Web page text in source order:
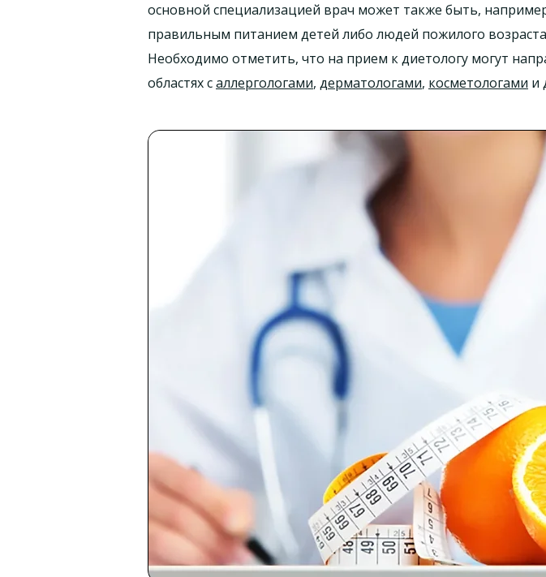
основной специализацией врач может также быть,
правильным питанием детей либо людей пожилого
Необходимо отметить, что на прием к диетологу могут
областях саллергологами, дерматологами, косметологами и